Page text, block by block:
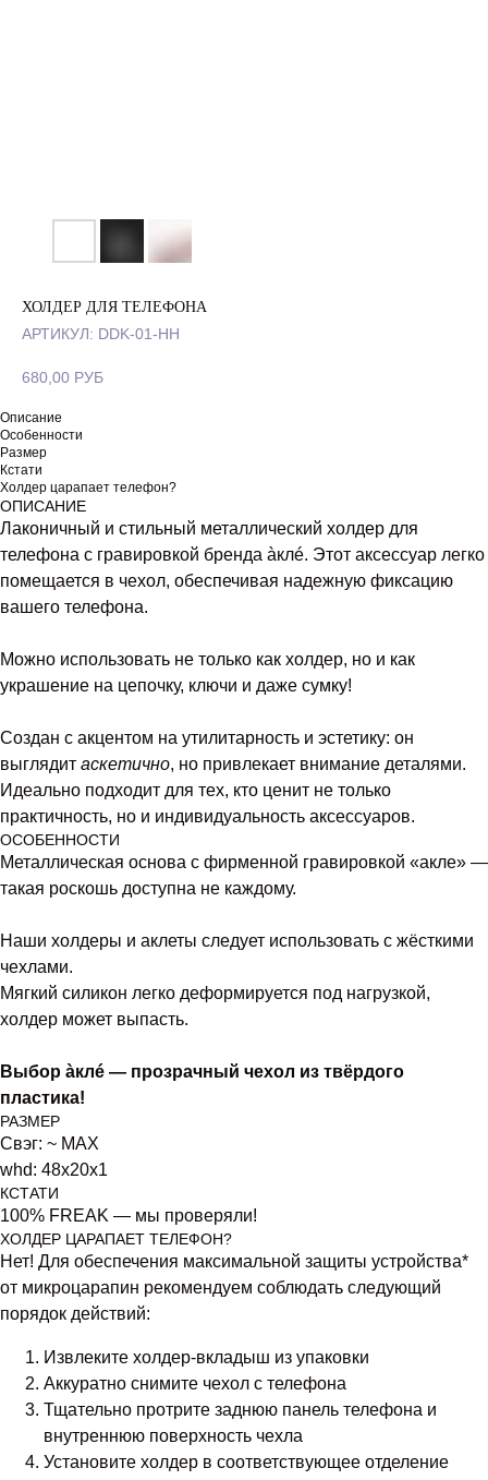
ХОЛДЕР ДЛЯ ТЕЛЕФОНА
АРТИКУЛ: DDK-01-HH
680,00 РУБ
Описание
Особенности
Размер
Кстати
Холдер царапает телефон?
ОПИСАНИЕ
Лаконичный и стильный металлический холдер для
телефона с гравировкой бренда àклé. Этот аксессуар легко
помещается в чехол, обеспечивая надежную фиксацию
вашего телефона.
Можно использовать не только как холдер, но и как
украшение на цепочку, ключи и даже сумку!
Cоздан с акцентом на утилитарность и эстетику: он
выглядит аскетично, но привлекает внимание деталями.
Идеально подходит для тех, кто ценит не только
практичность, но и индивидуальность аксессуаров.
ОСОБЕННОСТИ
Металлическая основа с фирменной гравировкой «акле» —
такая роскошь доступна не каждому.
Наши холдеры и аклеты следует использовать с жёсткими
чехлами.
Мягкий силикон легко деформируется под нагрузкой,
холдер может выпасть.
Выбор àклé — прозрачный чехол из твёрдого
пластика!
РАЗМЕР
Свэг: ~ MAX
whd: 48x20x1
КСТАТИ
100% FREAK — мы проверяли!
ХОЛДЕР ЦАРАПАЕТ ТЕЛЕФОН?
Нет! Для обеспечения максимальной защиты устройства*
от микроцарапин рекомендуем соблюдать следующий
порядок действий:
Извлеките холдер-вкладыш из упаковки
Аккуратно снимите чехол с телефона
Тщательно протрите заднюю панель телефона и
внутреннюю поверхность чехла
Установите холдер в соответствующее отделение